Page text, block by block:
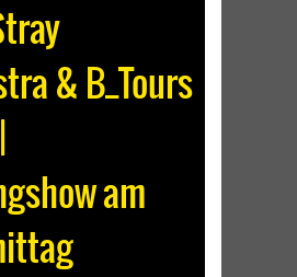
& B_Tours
am